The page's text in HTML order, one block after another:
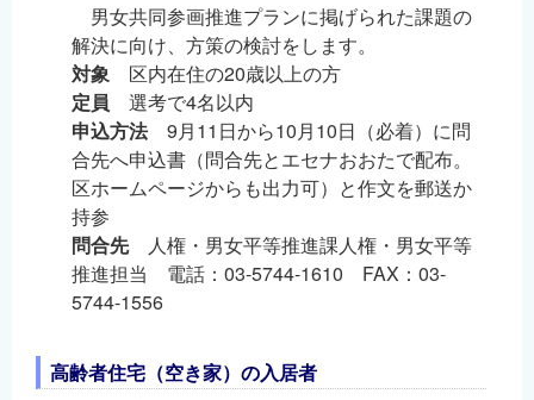
男女共同参画推進プランに掲げられた課題の
解決に向け、方策の検討をします。
対象 区内在住の20歳以上の方
定員 選考で4名以内
申込方法9月11日から10月10日（必着）に問
合先へ申込書（問合先とエセナおおたで配布。
区ホームページからも出力可）と作文を郵送か
持参
問合先人権・男女平等推進課人権・男女平等
推進担当 電話：03-5744-1610 FAX：03-
5744-1556
高齢者住宅（空き家）の入居者